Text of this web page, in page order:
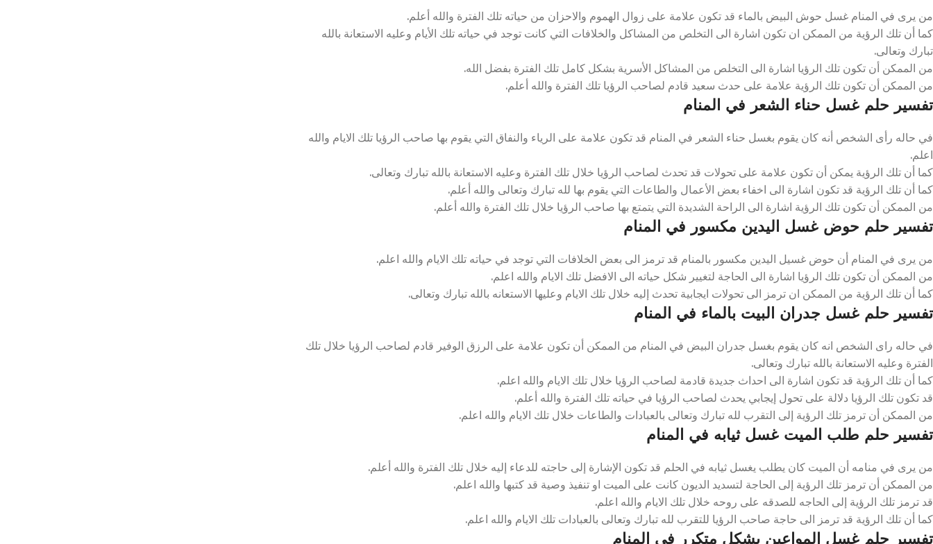
من يرى في المنام غسل حوش البيض بالماء قد تكون علامة على زوال الهموم والاحزان من حياته تلك الفترة والله أعلم.
كما أن تلك الرؤية من الممكن ان تكون اشارة الى التخلص من المشاكل والخلافات التي كانت توجد في حياته تلك الأيام وعليه الاستعانة بالله
تبارك وتعالى.
من الممكن أن تكون تلك الرؤيا اشارة الى التخلص من المشاكل الأسرية بشكل كامل تلك الفترة بفضل الله.
من الممكن أن تكون تلك الرؤية علامة على حدث سعيد قادم لصاحب الرؤيا تلك الفترة والله أعلم.
تفسير حلم غسل حناء الشعر في المنام
في حاله رأى الشخص أنه كان يقوم بغسل حناء الشعر في المنام قد تكون علامة على الرياء والنفاق التي يقوم بها صاحب الرؤيا تلك الايام والله
اعلم.
كما أن تلك الرؤية يمكن أن تكون علامة على تحولات قد تحدث لصاحب الرؤيا خلال تلك الفترة وعليه الاستعانة بالله تبارك وتعالى.
كما أن تلك الرؤية قد تكون اشارة الى اخفاء بعض الأعمال والطاعات التي يقوم بها لله تبارك وتعالى والله أعلم.
من الممكن أن تكون تلك الرؤية اشارة الى الراحة الشديدة التي يتمتع بها صاحب الرؤيا خلال تلك الفترة والله أعلم.
تفسير حلم حوض غسل اليدين مكسور في المنام
من يرى في المنام أن حوض غسيل اليدين مكسور بالمنام قد ترمز الى بعض الخلافات التي توجد في حياته تلك الايام والله اعلم.
من الممكن أن تكون تلك الرؤيا اشارة الى الحاجة لتغيير شكل حياته الى الافضل تلك الايام والله اعلم.
كما أن تلك الرؤية من الممكن ان ترمز الى تحولات ايجابية تحدث إليه خلال تلك الايام وعليها الاستعانه بالله تبارك وتعالى.
تفسير حلم غسل جدران البيت بالماء في المنام
في حاله راى الشخص انه كان يقوم بغسل جدران البيض في المنام من الممكن أن تكون علامة على الرزق الوفير قادم لصاحب الرؤيا خلال تلك
الفترة وعليه الاستعانة بالله تبارك وتعالى.
كما أن تلك الرؤية قد تكون اشارة الى احداث جديدة قادمة لصاحب الرؤيا خلال تلك الايام والله اعلم.
قد تكون تلك الرؤيا دلالة على تحول إيجابي يحدث لصاحب الرؤيا في حياته تلك الفترة والله أعلم.
من الممكن أن ترمز تلك الرؤية إلى التقرب لله تبارك وتعالى بالعبادات والطاعات خلال تلك الايام والله اعلم.
تفسير حلم طلب الميت غسل ثيابه في المنام
من يرى في منامه أن الميت كان يطلب يغسل ثيابه في الحلم قد تكون الإشارة إلى حاجته للدعاء إليه خلال تلك الفترة والله أعلم.
من الممكن أن ترمز تلك الرؤية إلى الحاجة لتسديد الديون كانت على الميت او تنفيذ وصية قد كتبها والله اعلم.
قد ترمز تلك الرؤية إلى الحاجه للصدقه على روحه خلال تلك الايام والله اعلم.
كما أن تلك الرؤية قد ترمز الى حاجة صاحب الرؤيا للتقرب لله تبارك وتعالى بالعبادات تلك الايام والله اعلم.
تفسير حلم غسل المواعين بشكل متكرر في المنام